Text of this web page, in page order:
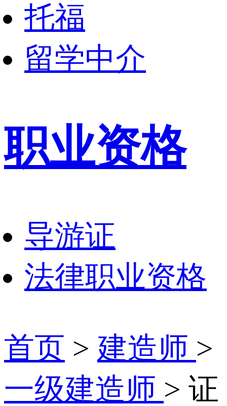
托福
留学中介
职业资格
导游证
法律职业资格
首页 > 建造师 >
一级建造师 > 证